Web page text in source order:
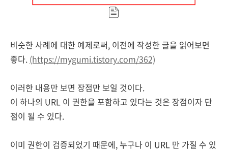
비슷한 사례에 대한 예제로써, 이전에 작성한 글을 읽어보면
좋다. (https://mygumi.tistory.com/362)
이러한 내용만 보면 장점만 보일 것이다.
이 하나의 URL 이 권한을 포함하고 있다는 것은 장점이자 단
점이 될 수 있다.
이미 권한이 검증되었기 때문에, 누구나 이 URL 만 가질 수 있